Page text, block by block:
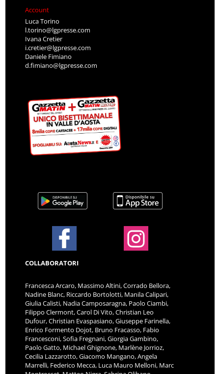
Account
Luca Torino
l.torino@lgpresse.com
Ivana Cretier
i.cretier@lgpresse.com
Daniele Fimiano
d.fimiano@lgpresse.com
COLLABORATORI
Francesca Arcaro, Massimo Altini, Corrado Bellora,
Nadine Blanc, Riccardo Bortolotti, Manila Calipari,
Giulia Calisti, Nadia Camposaragna, Paolo Ciambi,
Filippo Clermont, Carol Di Vito, Christian Leo
Dufour, Christian Evaspasiano, Giuseppe Farinella,
Enrico Formento Dojot, Bruno Fracasso, Fabio
Francesconi, Sofia Fregnani, Giorgia Gambino,
Paolo Gatto, Michael Ghignone, Marlène Jorrioz,
Cecilia Lazzarotto, Giacomo Mangano, Angela
Marrelli, Federico Mecca, Luca Mauro Melloni, Marc